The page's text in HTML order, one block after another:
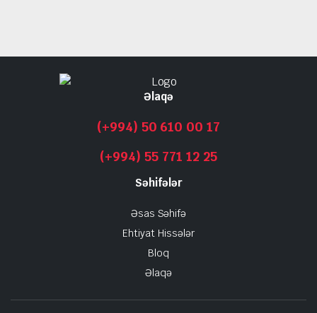
Əlaqə
(+994) 50 610 00 17
(+994) 55 771 12 25
Səhifələr
Əsas Səhifə
Ehtiyat Hissələr
Bloq
Əlaqə